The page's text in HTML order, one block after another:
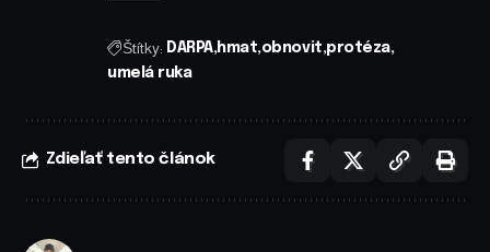
Štítky: DARPA hmat obnovit protéza
umelá ruka
Zdieľať tento článok